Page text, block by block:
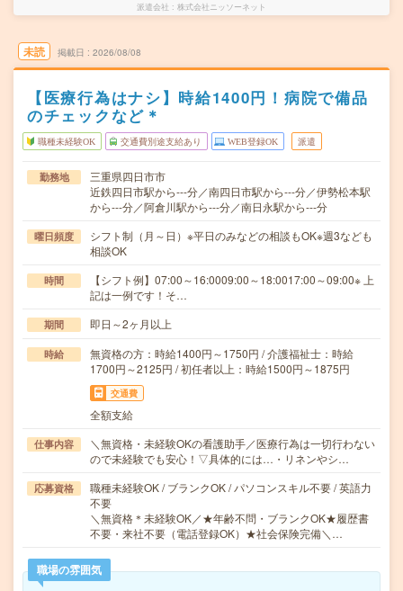
派遣会社 株式会社ニッソーネット
未読 掲載日 2026/08/08
【医療行為はナシ】時給1400円！病院で備品
のチェックなど＊
職種未経験OK 交通費別途支給あり WEB登録OK 派遣
勤務地
三重県四日市市
近鉄四日市駅から---分／南四日市駅から---分／伊勢松本駅
から---分／阿倉川駅から---分／南日永駅から---分
曜日頻度
シフト制（月～日）※平日のみなどの相談もOK※週3なども
相談OK
時間
【シフト例】07:00～16:0009:00～18:0017:00～09:00※ 上
記は一例です！そ…
期間 即日～2ヶ月以上
時給
無資格の方：時給1400円～1750円 / 介護福祉士：時給
1700円～2125円 / 初任者以上：時給1500円～1875円
交通費
全額支給
仕事内容
＼無資格・未経験OKの看護助手／医療行為は一切行わない
ので未経験でも安心！▽具体的には…・リネンやシ…
応募資格
職種未経験OK / ブランクOK / パソコンスキル不要 / 英語力
不要
＼無資格＊未経験OK／★年齢不問・ブランクOK★履歴書
不要・来社不要（電話登録OK）★社会保険完備＼…
職場の雰囲気